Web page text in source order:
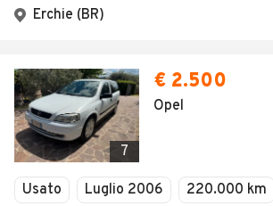
Erchie (BR)
7
€ 2.500
Opel
Usato Luglio 2006 220.000 km